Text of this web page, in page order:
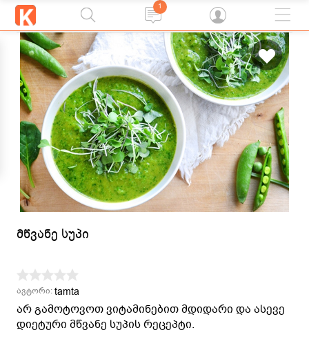
1
მწვანე სუპი
ავტორი:tamta
არ გამოტოვოთ ვიტამინებით მდიდარი და ასევე
დიეტური მწვანე სუპის რეცეპტი.